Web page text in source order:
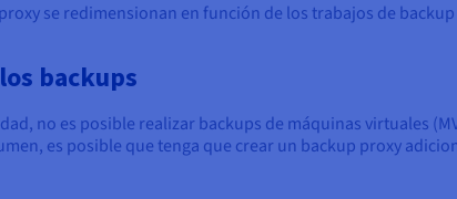
se redimensionan en función de los trabajos de
backups
no es posible realizar backups de máquinas virtuales
es posible que tenga que crear un backup proxy